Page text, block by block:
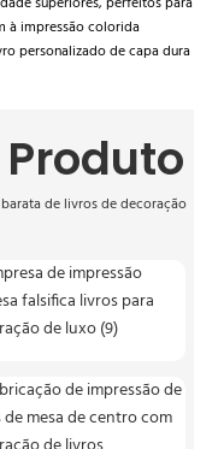
à impressão colorida
personalizado de capa dura
de livros de decoração